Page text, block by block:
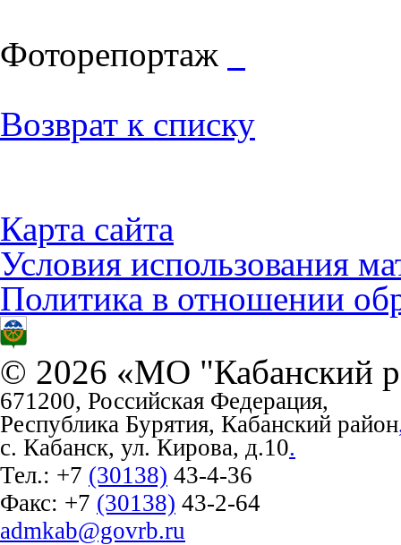
Фоторепортаж
Возврат к списку
Карта сайта
Условия использования
Политика в отношении
© 2026 «МО "Кабанский
671200, Российская Федерация,
Республика Бурятия, Кабанский район
с. Кабанск, ул. Кирова, д.10.
Тел.: +7 (30138) 43-4-36
Факс: +7 (30138) 43-2-64
admkab@govrb.ru